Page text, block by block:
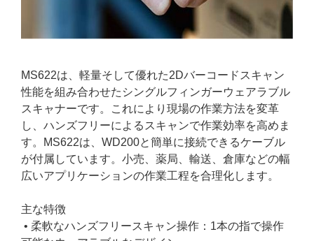
MS622は、軽量そして優れた2Dバーコードスキャン
性能を組み合わせたシングルフィンガーウェアラブル
スキャナーです。これにより現場の作業方法を変革
し、ハンズフリーによるスキャンで作業効率を高めま
す。MS622は、WD200と簡単に接続できるケーブル
が付属しています。小売、薬局、輸送、倉庫などの幅
広いアプリケーションの作業工程を合理化します。
主な特徴
• 柔軟なハンズフリースキャン操作：1本の指で操作